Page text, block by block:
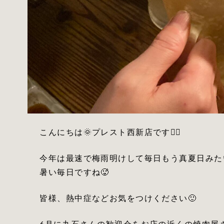
こんにちは🌞プレスト西新店です💇‍♂️
今年は最速で梅雨明けして毎日もう真夏日み
暑い毎日ですね🥵
皆様、熱中症などお気をつけください🙂